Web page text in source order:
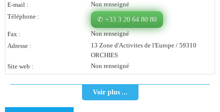
Quels Bénéfices Pour Ma Société ?
Témoignages Adhérents
Comment S’inscrire ?
Donnez Votre Avis
E-mail :
Non renseigné
Téléphone :
✆ +33 3 20 64 80 80
Fax :
Non renseigné
Adresse :
13 Zone d'Activites de l'Europe / 59310
ORCHIES
Site web :
Non renseigné
Voir plus ...